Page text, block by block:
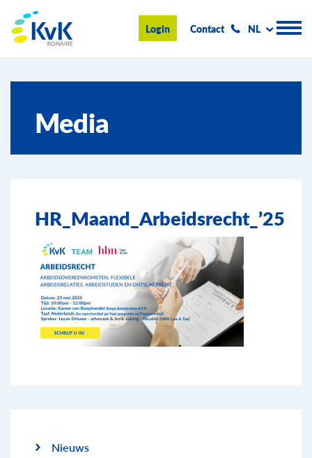
KvK Bonaire
Login Contact NL
Advies en informatie
Ondernemen op Bonaire
Nieuws & Events
Zoeken
Media
HR_Maand_Arbeidsrecht_’25
Nieuws